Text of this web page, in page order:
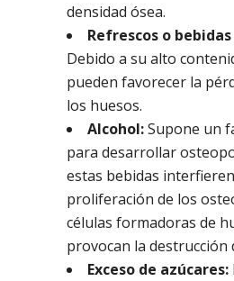
densidad ósea.
Refrescos o
Debido a su alto
pueden favorecer la
los huesos.
Alcohol:Supone un
para desarrollar
estas bebidas
proliferación de los
células formadoras de
provocan la destrucción
Exceso de azúcares: